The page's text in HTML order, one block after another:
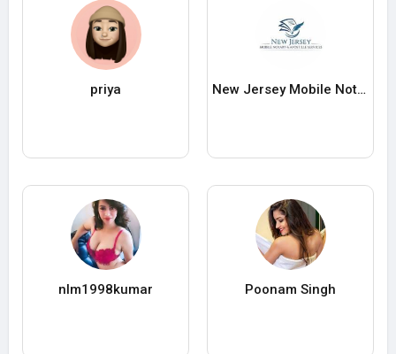
priya New Jersey Mobile Notary & Apostille Services
nlm1998kumar Poonam Singh